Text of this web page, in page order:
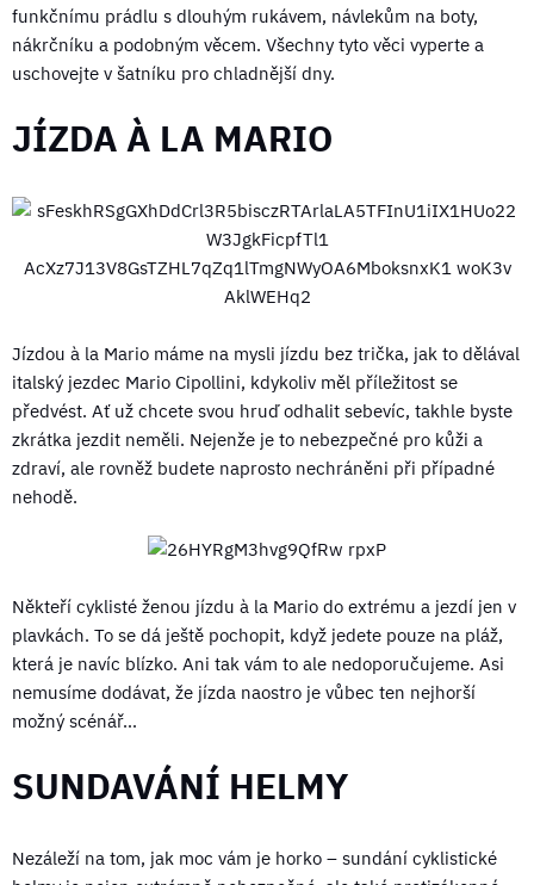
funkčnímu prádlu s dlouhým rukávem, návlekům na boty,
nákrčníku a podobným věcem. Všechny tyto věci vyperte a
uschovejte v šatníku pro chladnější dny.
JÍZDA À LA MARIO
Jízdou à la Mario máme na mysli jízdu bez trička, jak to dělával
italský jezdec Mario Cipollini, kdykoliv měl příležitost se
předvést. Ať už chcete svou hruď odhalit sebevíc, takhle byste
zkrátka jezdit neměli. Nejenže je to nebezpečné pro kůži a
zdraví, ale rovněž budete naprosto nechráněni při případné
nehodě.
Někteří cyklisté ženou jízdu à la Mario do extrému a jezdí jen v
plavkách. To se dá ještě pochopit, když jedete pouze na pláž,
která je navíc blízko. Ani tak vám to ale nedoporučujeme. Asi
nemusíme dodávat, že jízda naostro je vůbec ten nejhorší
možný scénář…
SUNDAVÁNÍ HELMY
Nezáleží na tom, jak moc vám je horko – sundání cyklistické